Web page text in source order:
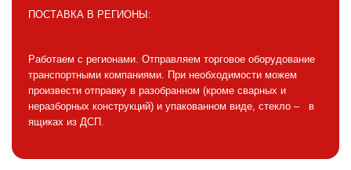
ПОСТАВКА В РЕГИОНЫ:
Работаем с регионами. Отправляем торговое оборудование
транспортными компаниями. При необходимости можем
произвести отправку в разобранном (кроме сварных и
неразборных конструкций) и упакованном виде, стекло – в
ящиках из ДСП.